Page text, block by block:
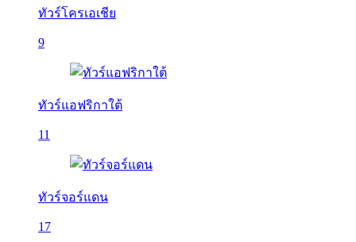
ทัวร์โครเอเชีย
9
ทัวร์แอฟริกาใต้
11
ทัวร์จอร์แดน
17